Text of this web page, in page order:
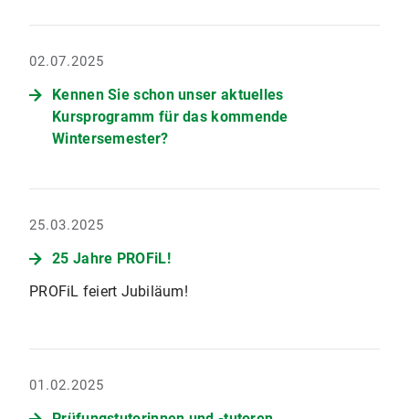
02.07.2025
Kennen Sie schon unser aktuelles
Kursprogramm für das kommende
Wintersemester?
25.03.2025
25 Jahre PROFiL!
PROFiL feiert Jubiläum!
01.02.2025